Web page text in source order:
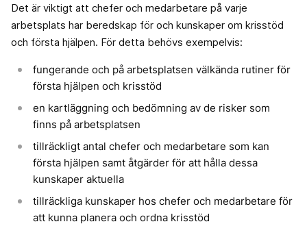
Det är viktigt att chefer och medarbetare på varje
arbetsplats har beredskap för och kunskaper om krisstöd
och första hjälpen. För detta behövs exempelvis:
fungerande och på arbetsplatsen välkända rutiner för
första hjälpen och krisstöd
en kartläggning och bedömning av de risker som
finns på arbetsplatsen
tillräckligt antal chefer och medarbetare som kan
första hjälpen samt åtgärder för att hålla dessa
kunskaper aktuella
tillräckliga kunskaper hos chefer och medarbetare för
att kunna planera och ordna krisstöd